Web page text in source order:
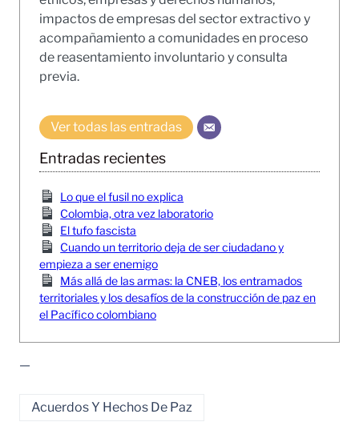
impactos de empresas del sector extractivo y
acompañamiento a comunidades en proceso
de reasentamiento involuntario y consulta
previa.
Ver todas las entradas
Entradas recientes
Lo que el fusil no explica
Colombia, otra vez laboratorio
El tufo fascista
Cuando un territorio deja de ser ciudadano y
empieza a ser enemigo
Más allá de las armas: la CNEB, los entramados
territoriales y los desafíos de la construcción de paz en
el Pacífico colombiano
—
Acuerdos Y Hechos De Paz